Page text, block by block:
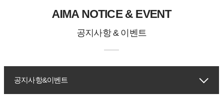
AIMA NOTICE & EVENT
공지사항 & 이벤트
공지사항&이벤트